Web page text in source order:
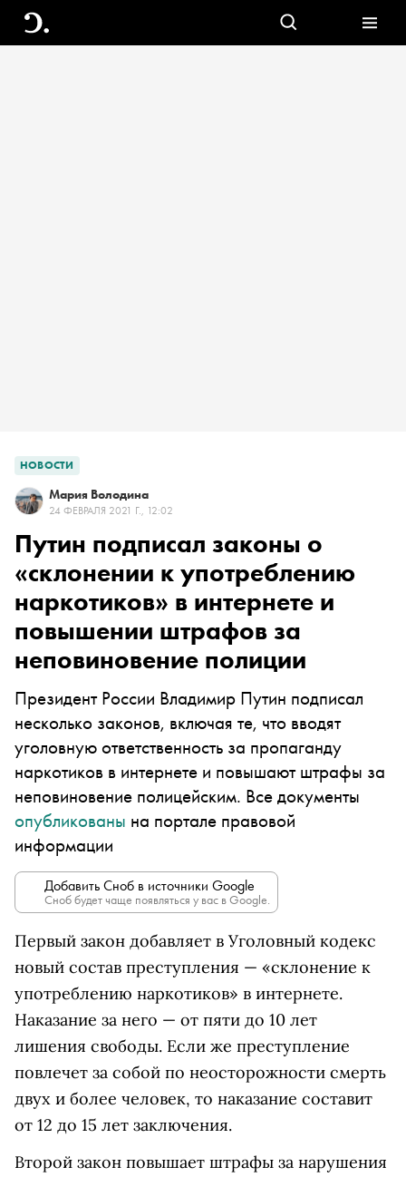
НОВОСТИ
Мария Володина
24 ФЕВРАЛЯ 2021 Г., 12:02
Путин подписал законы о
«склонении к употреблению
наркотиков» в интернете и
повышении штрафов за
неповиновение полиции
Президент России Владимир Путин подписал
несколько законов, включая те, что вводят
уголовную ответственность за пропаганду
наркотиков в интернете и повышают штрафы за
неповиновение полицейским. Все документы
опубликованы на портале правовой
информации
Добавить Сноб в источники Google
Сноб будет чаще появляться у вас в Google.
Первый закон добавляет в Уголовный кодекс
новый состав преступления — «склонение к
употреблению наркотиков» в интернете.
Наказание за него — от пяти до 10 лет
лишения свободы. Если же преступление
повлечет за собой по неосторожности смерть
двух и более человек, то наказание составит
от 12 до 15 лет заключения.
Второй закон повышает штрафы за нарушения